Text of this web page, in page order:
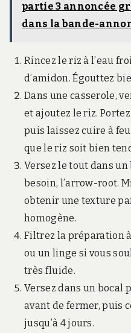
partie 3 annoncée
dans la bande-
Rincez le riz à l’eau
d’amidon. Égouttez
Dans une casserole,
et ajoutez le riz.
puis laissez cuire à
que le riz soit bien
Versez le tout dans
besoin, l’arrow-root.
obtenir une texture
homogène.
Filtrez la préparation
ou un linge si vous
très fluide.
Versez dans un bocal
avant de fermer, puis
jusqu’à 4 jours.